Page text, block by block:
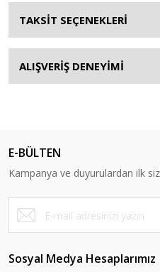
TAKSİT SEÇENEKLERİ
ALIŞVERİŞ DENEYİMİ
E-BÜLTEN
Kampanya ve duyurulardan ilk
Sosyal Medya Hesaplarımız